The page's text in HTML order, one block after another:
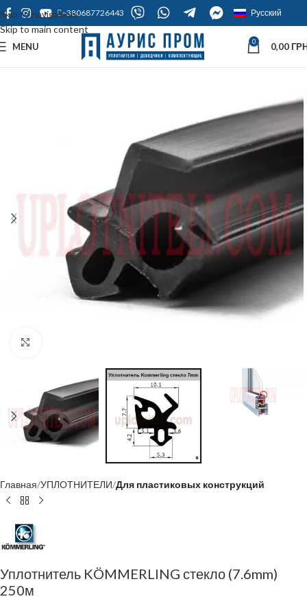
Skip to navigation
Skip to main content
+380687726443 Русский
MENU 0 0,00
Главная УПЛОТНИТЕЛИ Для пластиковых конструкций
Уплотнитель KÖMMERLING стекло (7.6mm)
250м